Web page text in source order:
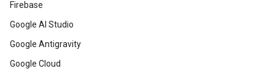
Firebase
Google AI Studio
Google Antigravity
Google Cloud